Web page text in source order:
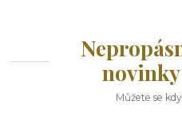
novinky
Můžete se